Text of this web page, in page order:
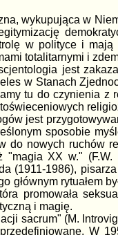
wykupująca w
w polityce i
totalitarnymi i
jest
w Stanach
tu do czynienia
jest
sposobie
do nowych ruchów
XX w." (F.W.
(1911-1986),
głównym rytuałem
promowała
i magię.
sacrum" (M.
W